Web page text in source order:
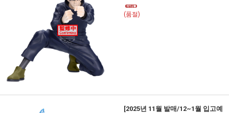
(품절)
[2025년 11월 발매/12~1월 입고예